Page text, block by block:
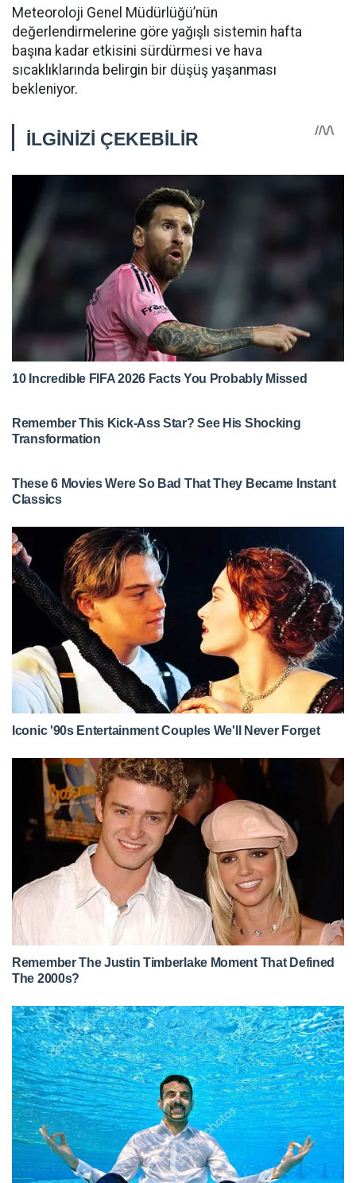
Meteoroloji Genel Müdürlüğü’nün
değerlendirmelerine göre yağışlı sistemin hafta
başına kadar etkisini sürdürmesi ve hava
sıcaklıklarında belirgin bir düşüş yaşanması
bekleniyor.